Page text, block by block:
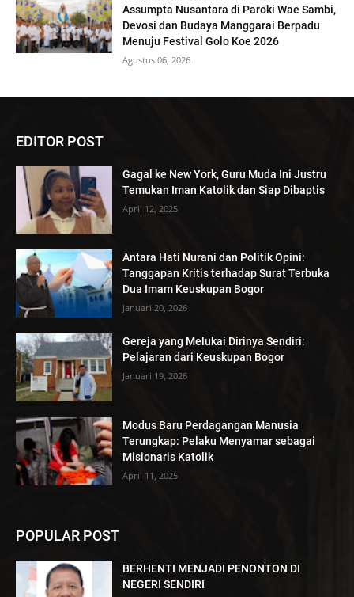
Assumpta Nusantara di Paroki Wae Sambi,
Devosi dan Budaya Manggarai Berpadu
Menuju Festival Golo Koe 2026
Agustus 06, 2026
EDITOR POST
Gagal ke New York, Guru Muda Ini Justru
Temukan Iman Katolik dan Siap Dibaptis
April 12, 2025
Antara Hati Nurani dan Politik Opini:
Tanggapan Kritis terhadap Surat Terbuka
Dua Imam Keuskupan Bogor
Januari 20, 2026
Gereja yang Melukai Dirinya Sendiri:
Pelajaran dari Keuskupan Bogor
Januari 19, 2026
Modus Baru Perdagangan Manusia
Terungkap: Pelaku Menyamar sebagai
Misionaris Katolik
April 11, 2025
POPULAR POST
BERHENTI MENJADI PENONTON DI
NEGERI SENDIRI